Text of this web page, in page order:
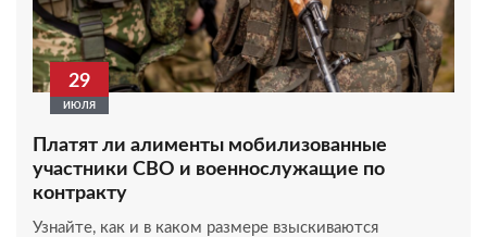
29
ИЮЛЯ
Платят ли алименты мобилизованные
участники СВО и военнослужащие по
контракту
Узнайте, как и в каком размере взыскиваются